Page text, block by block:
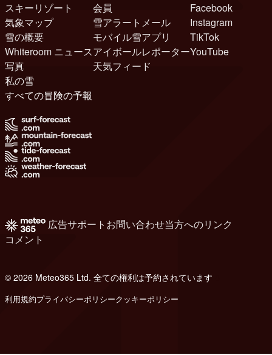
スキーリゾート
気象マップ
雪の概要
Whiteroom ニュース
写真
私の雪
会員
雪アラートメール
モバイル雪アプリ
アイボールレポーター
天気フィード
Facebook
Instagram
TikTok
YouTube
すべての冒険の予報
広告サポート お問い合わせ当方へのリンク
コメント
© 2026 Meteo365 Ltd. 全ての権利は予約されています
利用規約プライバシーポリシークッキーポリシー